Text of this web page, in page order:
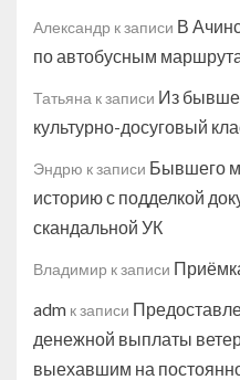
Александр к записи В
по автобусным
Татьяна к записи Из
культурно-досуговый
Эндрю к записи Бывшего
историю с подделкой
скандальной УК
Владимир к записи
adm к записи
денежной выплаты
выехавшим на